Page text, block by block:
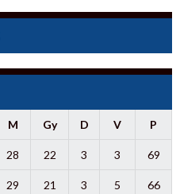
M Gy D V P
28 22 3 3 69
29 21 3 5 66